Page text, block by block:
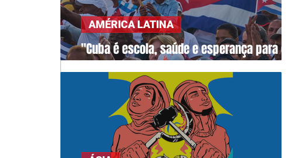
"Cuba é escola, saúde e esperança para o
AMÉRICA LATINA